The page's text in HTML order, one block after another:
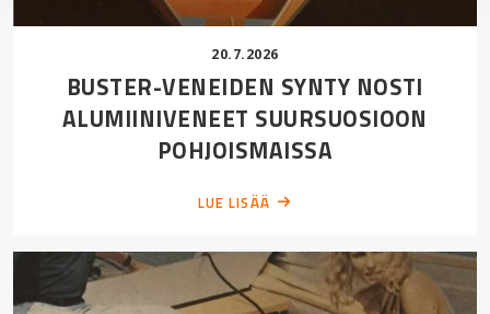
20.7.2026
BUSTER-VENEIDEN SYNTY NOSTI
ALUMIINIVENEET SUURSUOSIOON
POHJOISMAISSA
LUE LISÄÄ